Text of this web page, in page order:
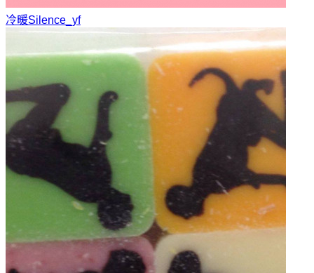
冷暖Silence_yf